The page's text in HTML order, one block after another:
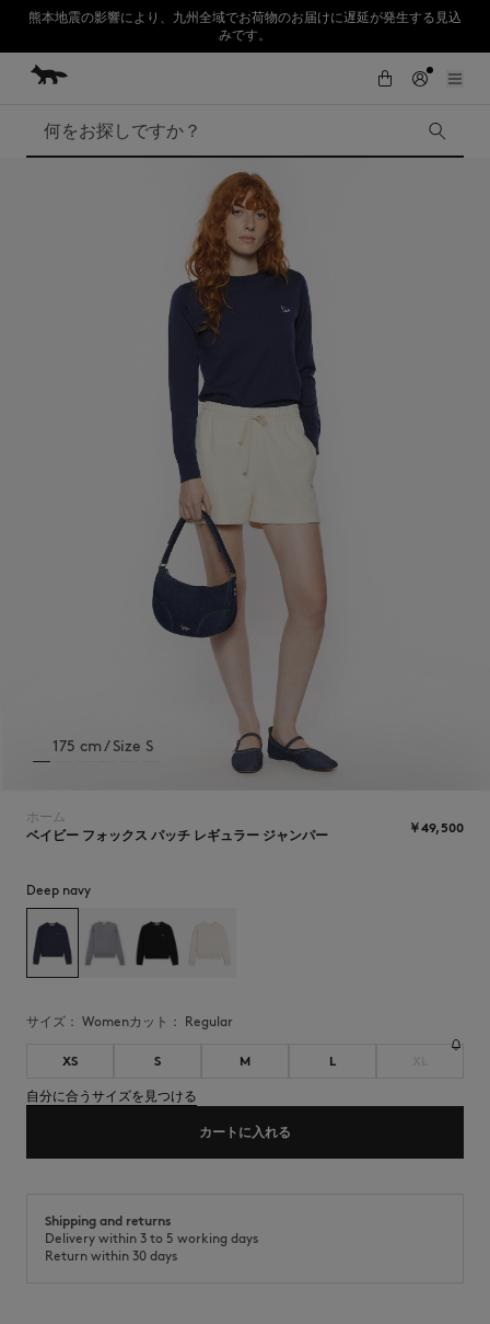
熊本地震の影響により、九州全域でお荷物のお届けに遅延が発生する見込
みです。
SUMMER SALE : 2026年春夏コレクションの人気アイテムが、さらにお買
い求めやすくなりました。対象アイテムが最大50%OFF。
コンテンツにスキップ
Skip to Footer
検索
175 cm / Size S
ホーム
ベイビー フォックス パッチ レギュラー ジャンパー
￥49,500
Deep navy
サイズ： womenカット： regular
XS S M L
自分に合うサイズを見つける
カートに入れる
Shipping and returns
Delivery within 3 to 5 working days
Return within 30 days